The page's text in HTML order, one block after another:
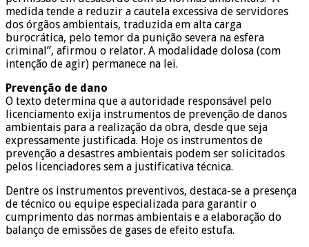
medida tende a reduzir a cautela excessiva de servidores
dos órgãos ambientais, traduzida em alta carga
burocrática, pelo temor da punição severa na esfera
criminal”, afirmou o relator. A modalidade dolosa (com
intenção de agir) permanece na lei.
Prevenção de dano
O texto determina que a autoridade responsável pelo
licenciamento exija instrumentos de prevenção de danos
ambientais para a realização da obra, desde que seja
expressamente justificada. Hoje os instrumentos de
prevenção a desastres ambientais podem ser solicitados
pelos licenciadores sem a justificativa técnica.
Dentre os instrumentos preventivos, destaca-se a presença
de técnico ou equipe especializada para garantir o
cumprimento das normas ambientais e a elaboração do
balanço de emissões de gases de efeito estufa.